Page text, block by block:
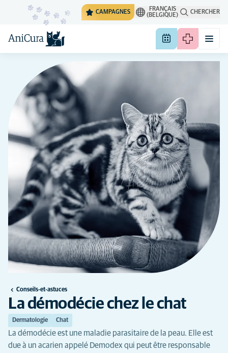
CAMPAGNES
FRANÇAIS
(BELGIQUE)
CHERCHER
Conseils-et-astuces
La démodécie chez le chat
Dermatologie Chat
La démodécie est une maladie parasitaire de la peau. Elle est
due à un acarien appelé Demodex qui peut être responsable